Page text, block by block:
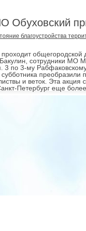
Обуховский
благоустройства
общегородской
сотрудники МО
3 по 3-му
и веток. Эта
Петербург еще